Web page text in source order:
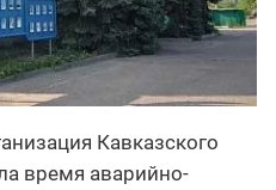
Кавказского
время аварийно-